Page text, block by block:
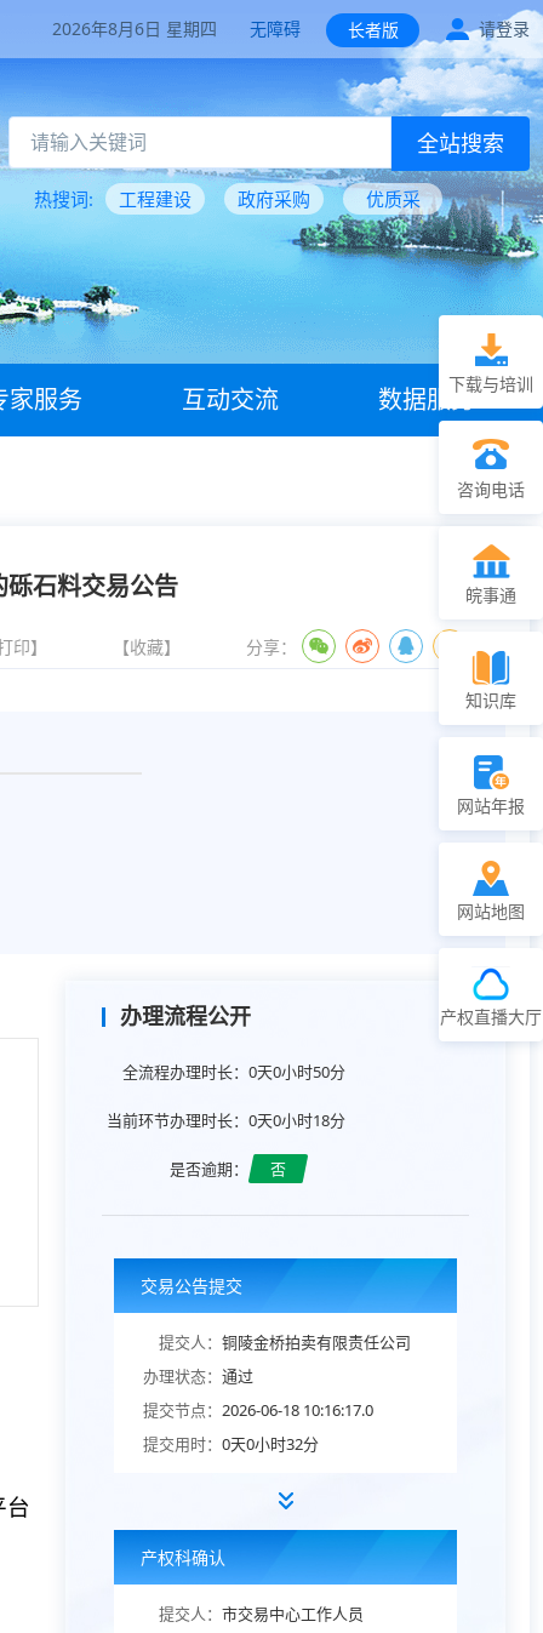
2026年8月6日 星期四 无障碍 长者版 请登录
全站搜索
热搜词: 工程建设 政府采购 优质采
家服务 互动交流 数据服务
砾石料交易公告
印】 【收藏】 分享：
台
办理流程公开
全流程办理时长：0天0小时50分
当前环节办理时长：0天0小时18分
是否逾期： 否
交易公告提交
提交人： 铜陵金桥拍卖有限责任公司
办理状态： 通过
提交节点： 2026-06-18 10:16:17.0
提交用时： 0天0小时32分
产权科确认
提交人： 市交易中心工作人员
下载与培训
咨询电话
皖事通
知识库
网站年报
网站地图
产权直播大厅